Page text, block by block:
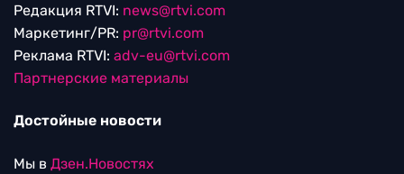
Редакция RTVI: news@rtvi.com
Маркетинг/PR: pr@rtvi.com
Реклама RTVI: adv-eu@rtvi.com
Партнерские материалы
Достойные новости
Мы в Дзен.Новостях